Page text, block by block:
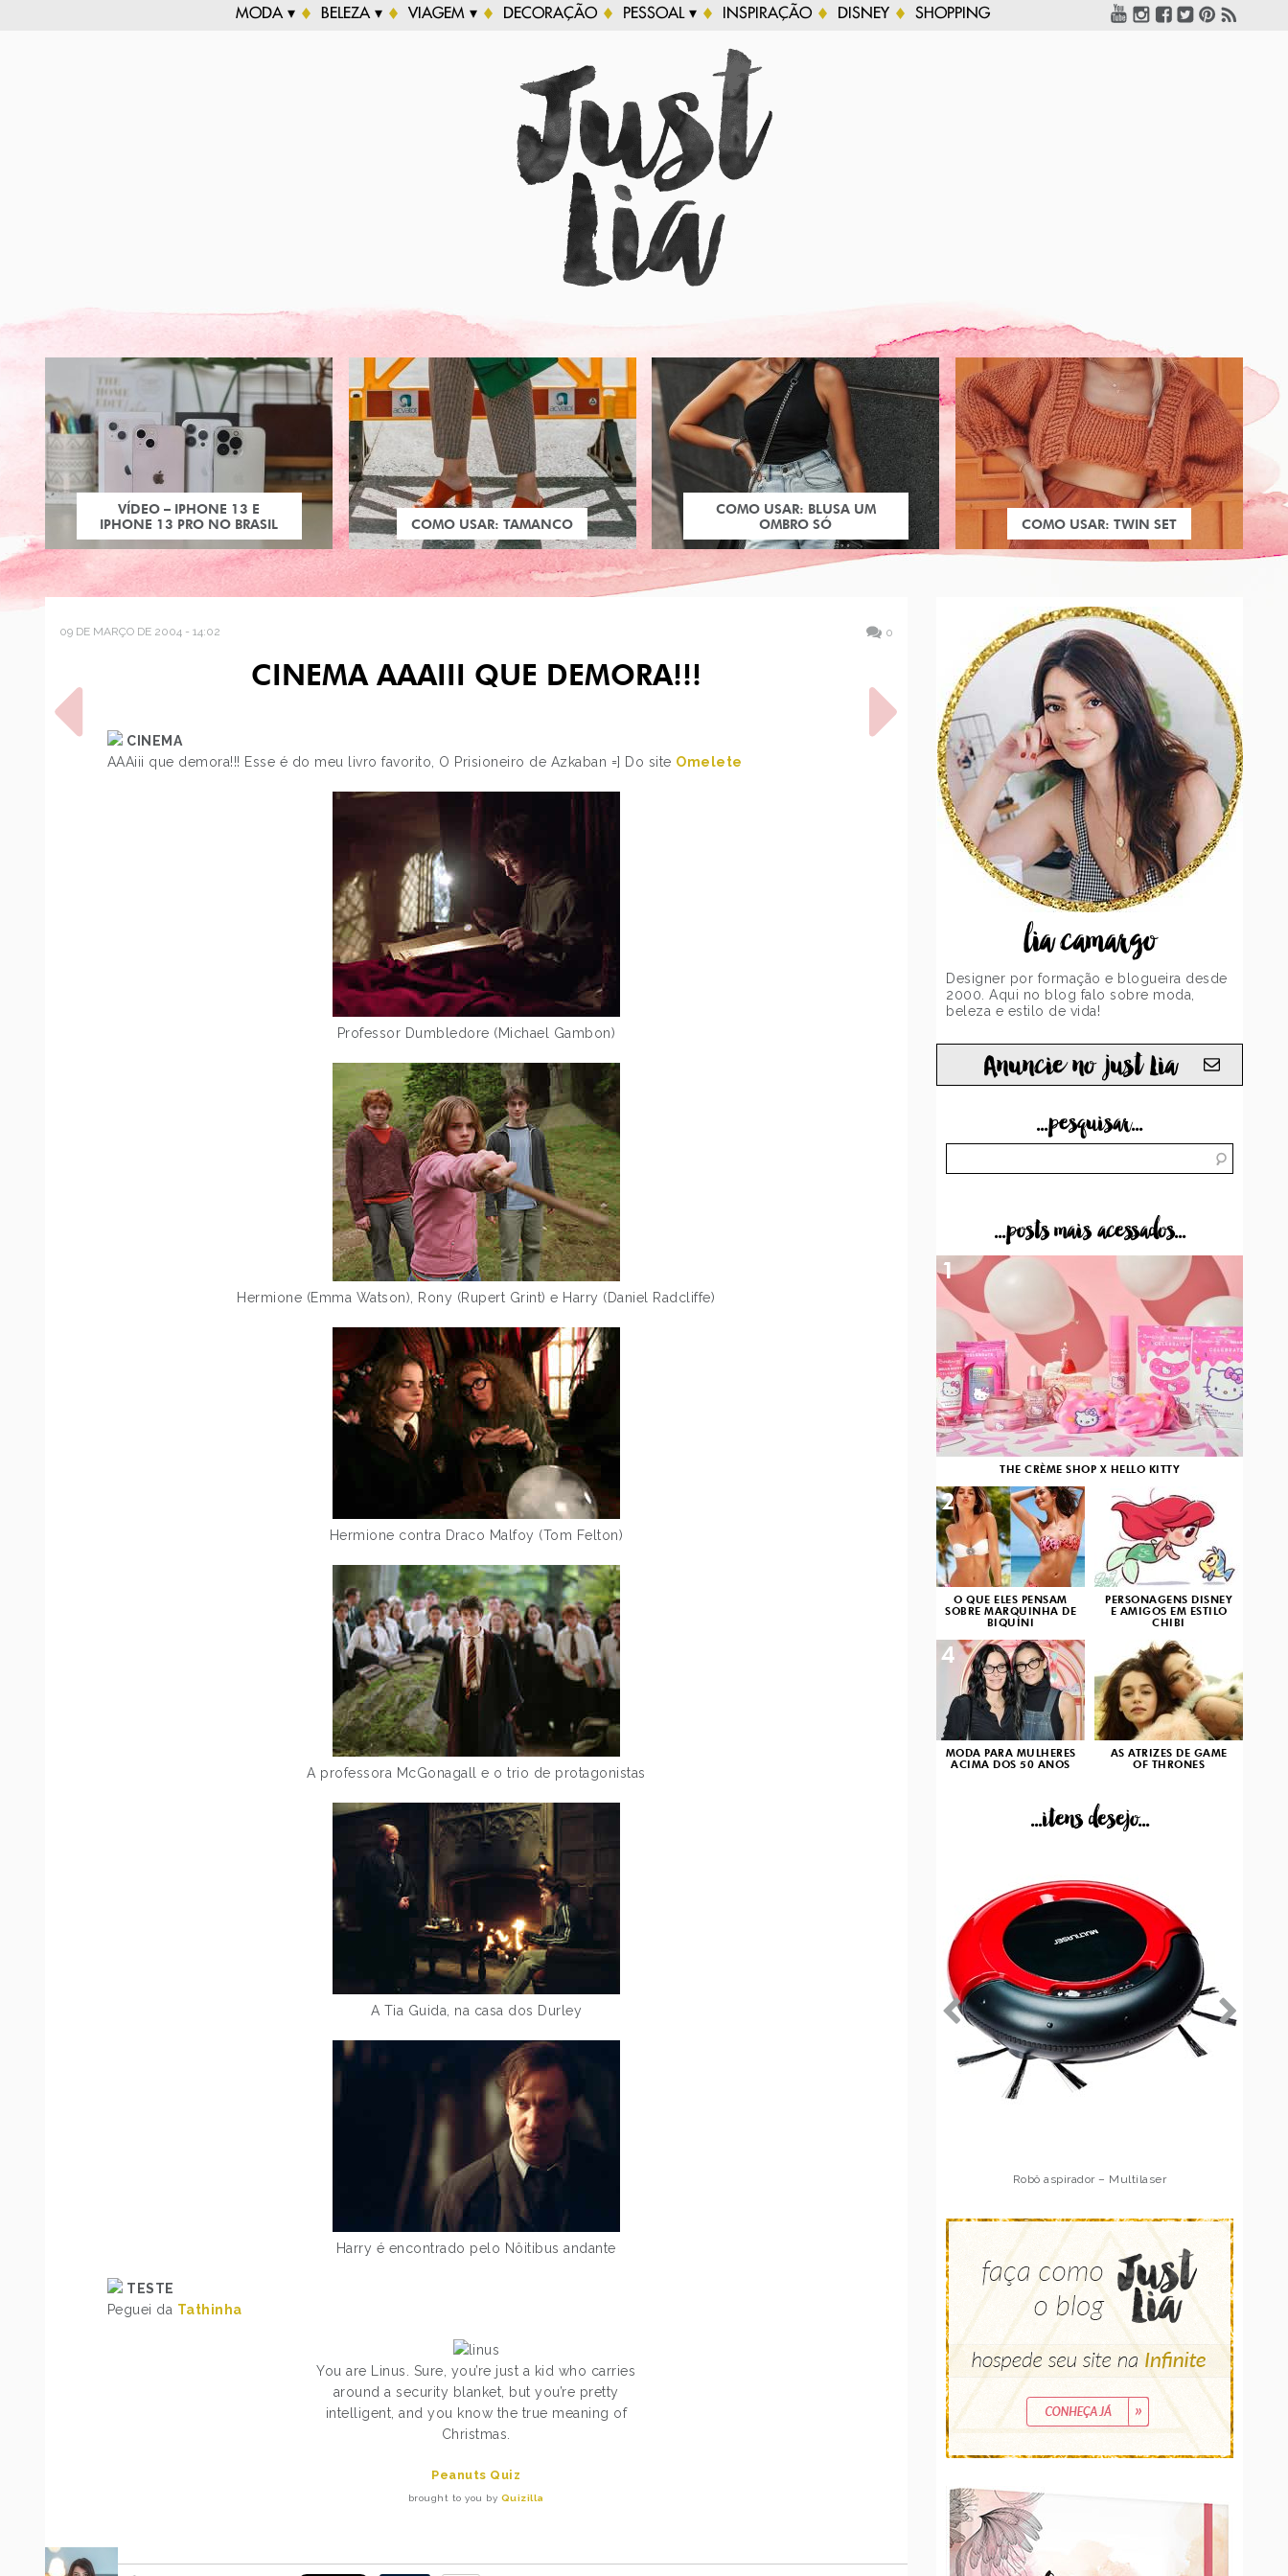
MODA ▾ BELEZA ▾ VIAGEM ▾ DECORAÇÃO PESSOAL ▾ INSPIRAÇÃO DISNEY SHOPPING
VÍDEO – IPHONE 13 E
IPHONE 13 PRO NO BRASIL
COMO USAR: TAMANCO
COMO USAR: BLUSA UM
OMBRO SÓ
COMO USAR: TWIN SET
09 DE MARÇO DE 2004 - 14:02 0
CINEMA AAAIII QUE DEMORA!!!
CINEMA
AAAiii que demora!!! Esse é do meu livro favorito, O Prisioneiro de Azkaban =] Do site Omelete
Professor Dumbledore (Michael Gambon)
Hermione (Emma Watson), Rony (Rupert Grint) e Harry (Daniel Radcliffe)
Hermione contra Draco Malfoy (Tom Felton)
A professora McGonagall e o trio de protagonistas
A Tia Guida, na casa dos Durley
Harry é encontrado pelo Nôitibus andante
TESTE
Peguei da Tathinha
You are Linus. Sure, you’re just a kid who carries
around a security blanket, but you’re pretty
intelligent, and you know the true meaning of
Christmas.
Peanuts Quiz
brought to you by Quizilla
lia camargo
Designer por formação e blogueira desde
2000. Aqui no blog falo sobre moda,
beleza e estilo de vida!
Anuncie no just Lia
...pesquisar...
...posts mais acessados...
THE CRÈME SHOP X HELLO KITTY
1
O QUE ELES PENSAM
SOBRE MARQUINHA DE
BIQUÍNI
2
PERSONAGENS DISNEY
E AMIGOS EM ESTILO
CHIBI
3
MODA PARA MULHERES
ACIMA DOS 50 ANOS
4
AS ATRIZES DE GAME
OF THRONES
...itens desejo...
Robô aspirador – Multilaser